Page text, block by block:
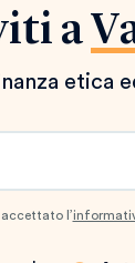
a
etica
l’